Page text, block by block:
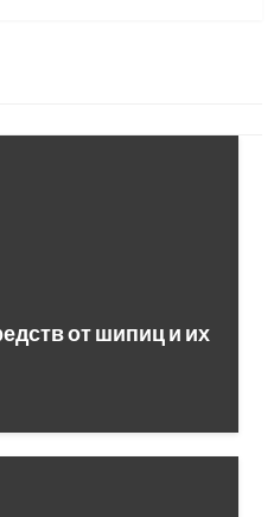
от шипиц и их